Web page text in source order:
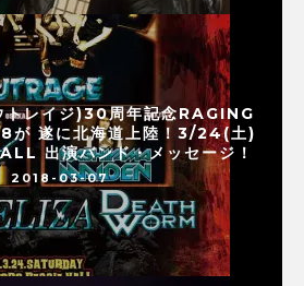
レイジ)30周年記念RAGING
が 遂に北海道上陸！3/24(土)
出演バンド・メッセージ！
2018-03-07